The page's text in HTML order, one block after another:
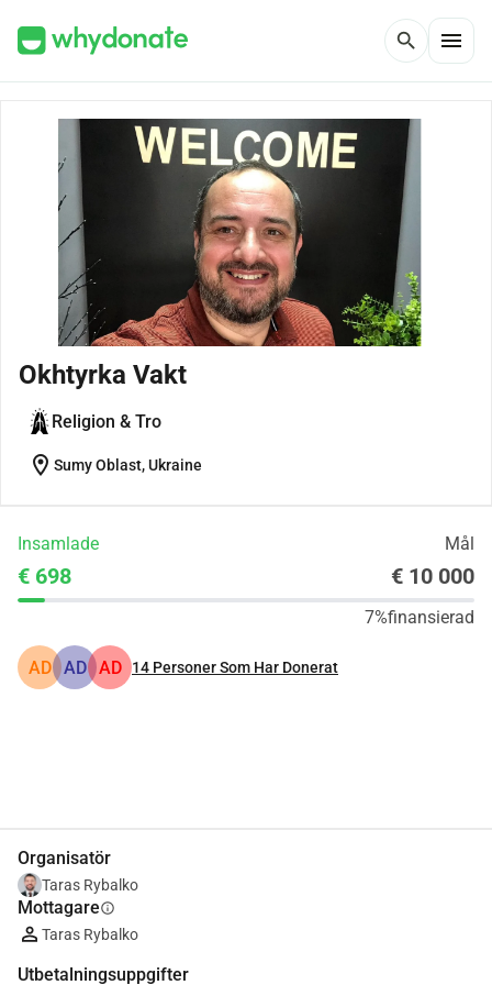
search menu
Okhtyrka Vakt
Religion & Tro
location_on Sumy Oblast, Ukraine
Insamlade Mål
€ 698 € 10 000
7%finansierad
AD AD AD 14 Personer Som Har Donerat
Organisatör
Taras Rybalko
Mottagareinfo
Taras Rybalko
Utbetalningsuppgifter